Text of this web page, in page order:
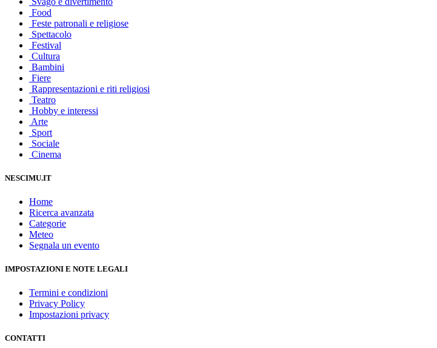
Food
Feste patronali e religiose
Spettacolo
Festival
Cultura
Bambini
Fiere
Rappresentazioni e riti religiosi
Teatro
Hobby e interessi
Arte
Sport
Sociale
Cinema
NESCIMU.IT
Home
Ricerca avanzata
Categorie
Meteo
Segnala un evento
IMPOSTAZIONI E NOTE LEGALI
Termini e condizioni
Privacy Policy
Impostazioni privacy
CONTATTI